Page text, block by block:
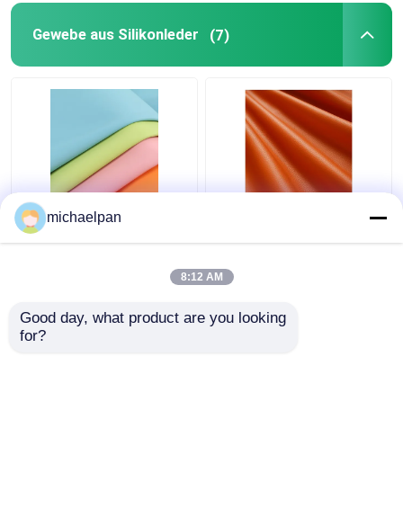
Gewebe aus Silikonleder (7)
Weiches Silicone
Ledergewebe
michaelpan
8:12 AM
Good day, what product are you looking
for?